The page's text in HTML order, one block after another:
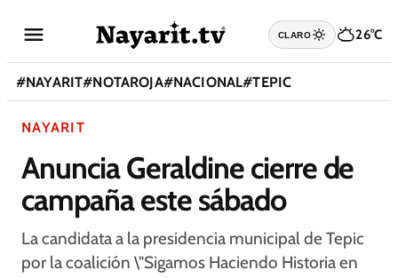
CLARO 26°C
#NAYARIT#NOTAROJA#NACIONAL#TEPIC
NAYARIT
Anuncia Geraldine cierre de
campaña este sábado
La candidata a la presidencia municipal de Tepic
por la coalición \"Sigamos Haciendo Historia en